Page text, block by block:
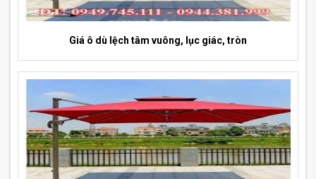
Giá ô dù lệch tâm vuông, lục giác, tròn